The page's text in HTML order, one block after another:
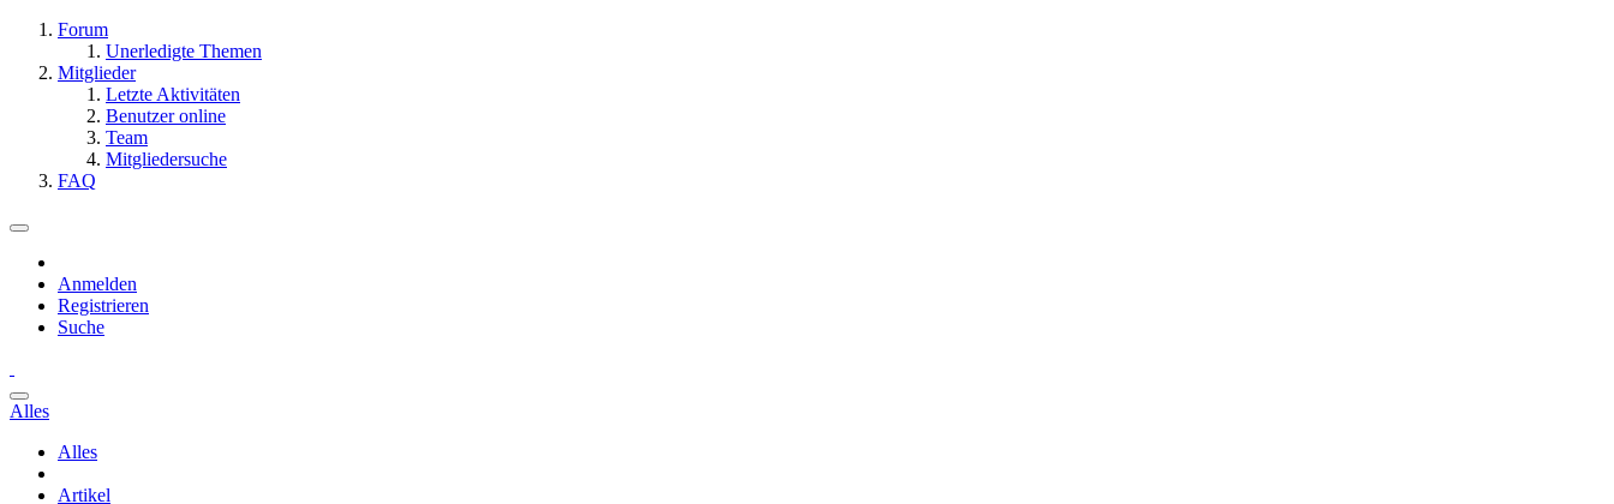
Forum
Unerledigte Themen
Mitglieder
Letzte Aktivitäten
Benutzer online
Team
Mitgliedersuche
FAQ
Anmelden
Registrieren
Suche
Alles
Alles
Artikel